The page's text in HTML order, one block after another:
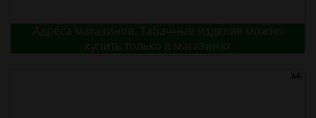
Адреса магазинов. Табачные изделия можно
купить только в магазинах